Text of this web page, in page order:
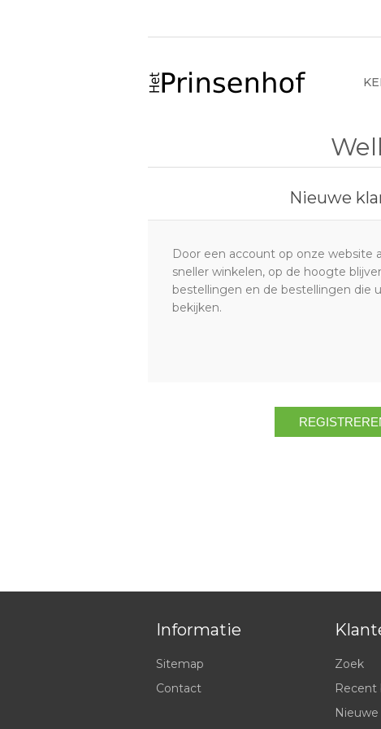
Nieuwe
Door een account op onze website
sneller winkelen, op de hoogte
bestellingen en de bestellingen die
bekijken.
Informatie
Sitemap
Contact
Zoek
Recent